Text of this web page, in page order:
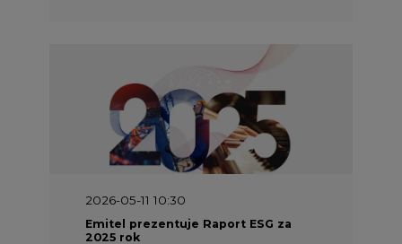
2026-05-11 10:30
Emitel prezentuje Raport ESG za
2025 rok